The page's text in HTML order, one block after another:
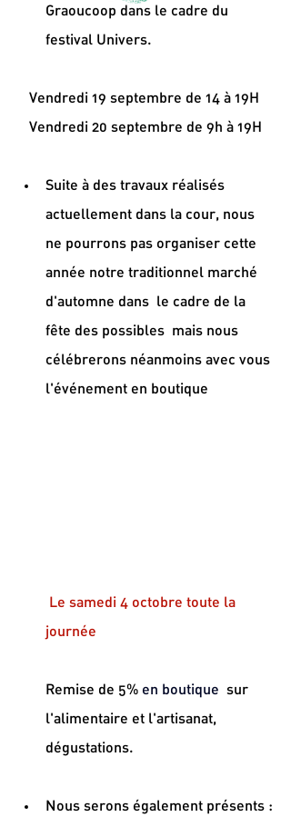
Graoucoop dans le cadre du
festival Univers.
Vendredi 19 septembre de 14 à 19H
Vendredi 20 septembre de 9h à 19H
Suite à des travaux réalisés
actuellement dans la cour, nous
ne pourrons pas organiser cette
année notre traditionnel marché
d'automne dans  le cadre de la
fête des possibles  mais nous
célébrerons néanmoins avec vous
l'événement en boutique
journée
Remise de 5% en boutique sur
l'alimentaire et l'artisanat,
dégustations.
Nous serons également présents :